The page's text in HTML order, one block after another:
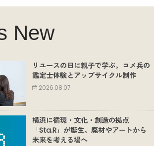
New
リユースの日に親子で学ぶ。コメ兵の
鑑定士体験とアップサイクル制作
2026.08.07
横浜に循環・文化・創造の拠点
「Sta.R」が誕生。廃材やアートから
未来を考える場へ